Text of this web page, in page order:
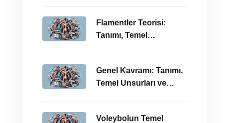
Flamentler Teorisi:
Tanımı, Temel
Önemi
Genel Kavramı: Tanımı,
Temel Unsurları ve
Voleybolun Temel